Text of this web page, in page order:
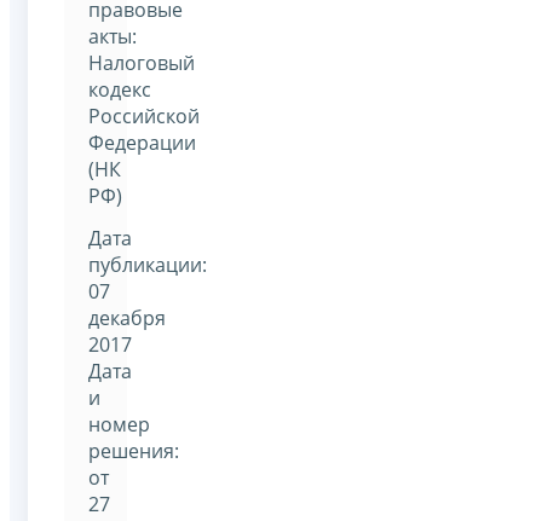
правовые
акты:
Налоговый
кодекс
Российской
Федерации
(НК
РФ)
Дата
публикации:
07
декабря
2017
Дата
и
номер
решения:
от
27